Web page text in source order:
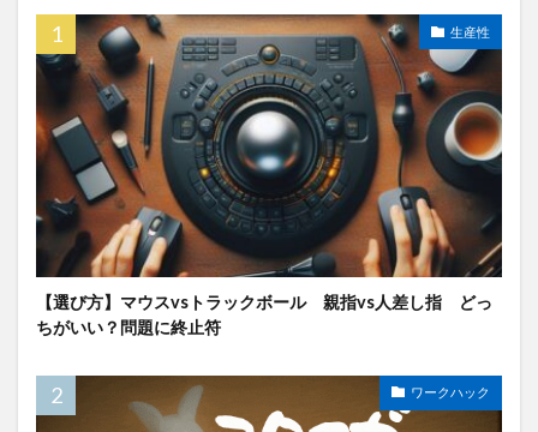
生産性
【選び方】マウスvsトラックボール 親指vs人差し指 どっ
ちがいい？問題に終止符
ワークハック